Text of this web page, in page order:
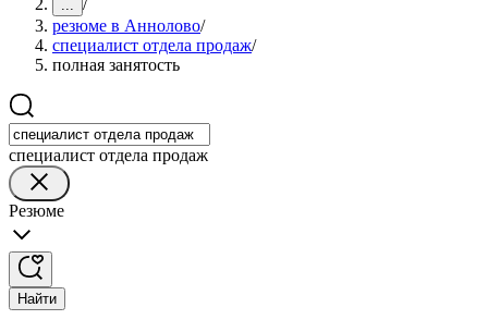
... /
резюме в Аннолово/
специалист отдела продаж/
полная занятость
специалист отдела продаж
Резюме
Найти